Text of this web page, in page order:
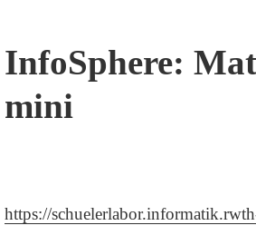
InfoSphere:
mini
https://